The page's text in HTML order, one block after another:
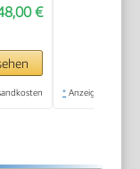
€
* Anzeige